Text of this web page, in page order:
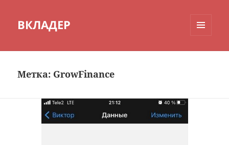
ВКЛАДЕР
Метка: GrowFinance